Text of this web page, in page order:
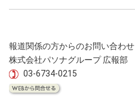
報道関係の方からのお問い合わせ
株式会社パソナグループ 広報部
03-6734-0215